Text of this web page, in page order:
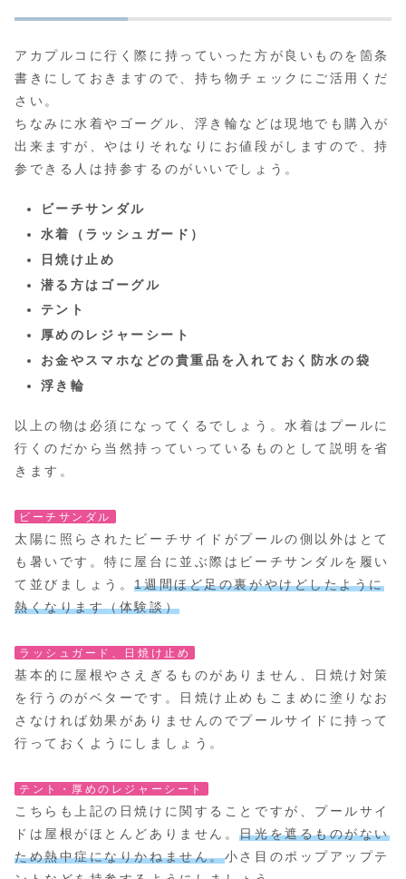
アカプルコに行く際に持っていった方が良いものを箇条
書きにしておきますので、持ち物チェックにご活用くだ
さい。
ちなみに水着やゴーグル、浮き輪などは現地でも購入が
出来ますが、やはりそれなりにお値段がしますので、持
参できる人は持参するのがいいでしょう。
ビーチサンダル
水着（ラッシュガード）
日焼け止め
潜る方はゴーグル
テント
厚めのレジャーシート
お金やスマホなどの貴重品を入れておく防水の袋
浮き輪
以上の物は必須になってくるでしょう。水着はプールに
行くのだから当然持っていっているものとして説明を省
きます。
ビーチサンダル
太陽に照らされたビーチサイドがプールの側以外はとて
も暑いです。特に屋台に並ぶ際はビーチサンダルを履い
て並びましょう。1週間ほど足の裏がやけどしたように
熱くなります（体験談）
ラッシュガード、日焼け止め
基本的に屋根やさえぎるものがありません、日焼け対策
を行うのがベターです。日焼け止めもこまめに塗りなお
さなければ効果がありませんのでプールサイドに持って
行っておくようにしましょう。
テント・厚めのレジャーシート
こちらも上記の日焼けに関することですが、プールサイ
ドは屋根がほとんどありません。日光を遮るものがない
ため熱中症になりかねません。小さ目のポップアップテ